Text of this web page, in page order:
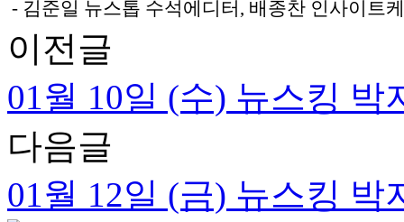
- 김준일 뉴스톱 수석에디터, 배종찬 인사이트
이전글
01월 10일 (수) 뉴스킹
다음글
01월 12일 (금) 뉴스킹